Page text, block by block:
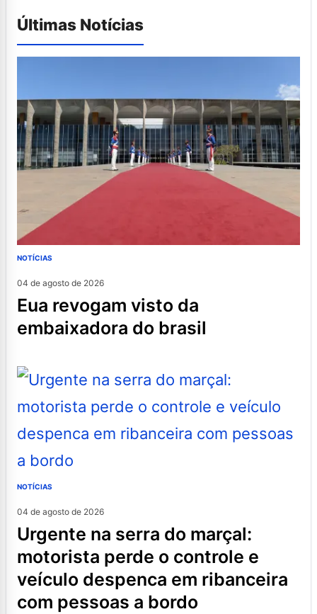
Últimas Notícias
NOTÍCIAS
04 de agosto de 2026
eua revogam visto da
embaixadora do brasil
NOTÍCIAS
04 de agosto de 2026
urgente na serra do marçal:
motorista perde o controle e
veículo despenca em ribanceira
com pessoas a bordo